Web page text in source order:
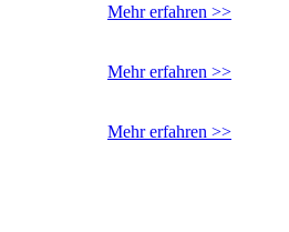
Mehr erfahren >>
Mehr erfahren >>
Mehr erfahren >>